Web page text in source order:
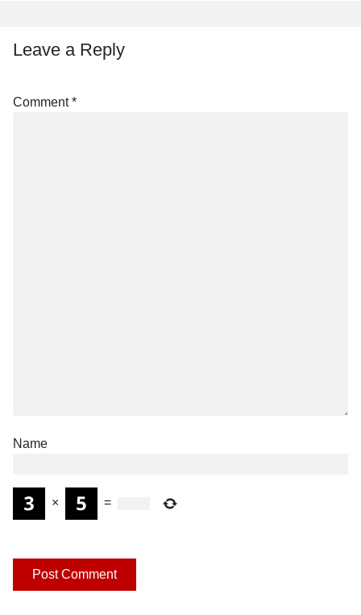
Leave a Reply
Comment*
Name
× =